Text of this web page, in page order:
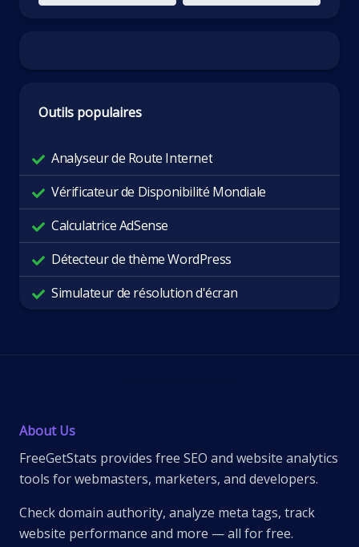
Outils populaires
Analyseur de Route Internet
Vérificateur de Disponibilité Mondiale
Calculatrice AdSense
Détecteur de thème WordPress
Simulateur de résolution d'écran
About Us
FreeGetStats provides free SEO and website analytics
tools for webmasters, marketers, and developers.
Check domain authority, analyze meta tags, track
website performance and more — all for free.